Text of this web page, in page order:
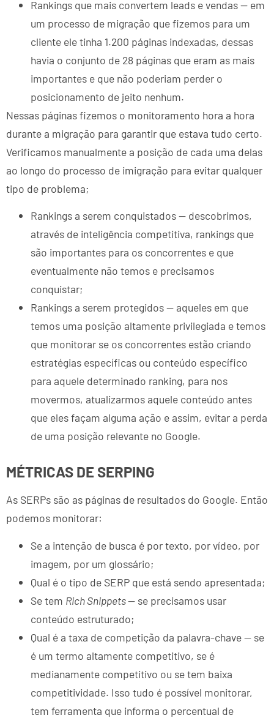
Rankings que mais convertem leads e vendas — em
um processo de migração que fizemos para um
cliente ele tinha 1.200 páginas indexadas, dessas
havia o conjunto de 28 páginas que eram as mais
importantes e que não poderiam perder o
posicionamento de jeito nenhum.
Nessas páginas fizemos o monitoramento hora a hora
durante a migração para garantir que estava tudo certo.
Verificamos manualmente a posição de cada uma delas
ao longo do processo de imigração para evitar qualquer
tipo de problema;
Rankings a serem conquistados — descobrimos,
através de inteligência competitiva, rankings que
são importantes para os concorrentes e que
eventualmente não temos e precisamos
conquistar;
Rankings a serem protegidos — aqueles em que
temos uma posição altamente privilegiada e temos
que monitorar se os concorrentes estão criando
estratégias específicas ou conteúdo específico
para aquele determinado ranking, para nos
movermos, atualizarmos aquele conteúdo antes
que eles façam alguma ação e assim, evitar a perda
de uma posição relevante no Google.
MÉTRICAS DE SERPING
As SERPs são as páginas de resultados do Google. Então
podemos monitorar:
Se a intenção de busca é por texto, por vídeo, por
imagem, por um glossário;
Qual é o tipo de SERP que está sendo apresentada;
Se tem Rich Snippets— se precisamos usar
conteúdo estruturado;
Qual é a taxa de competição da palavra-chave — se
é um termo altamente competitivo, se é
medianamente competitivo ou se tem baixa
competitividade. Isso tudo é possível monitorar,
tem ferramenta que informa o percentual de